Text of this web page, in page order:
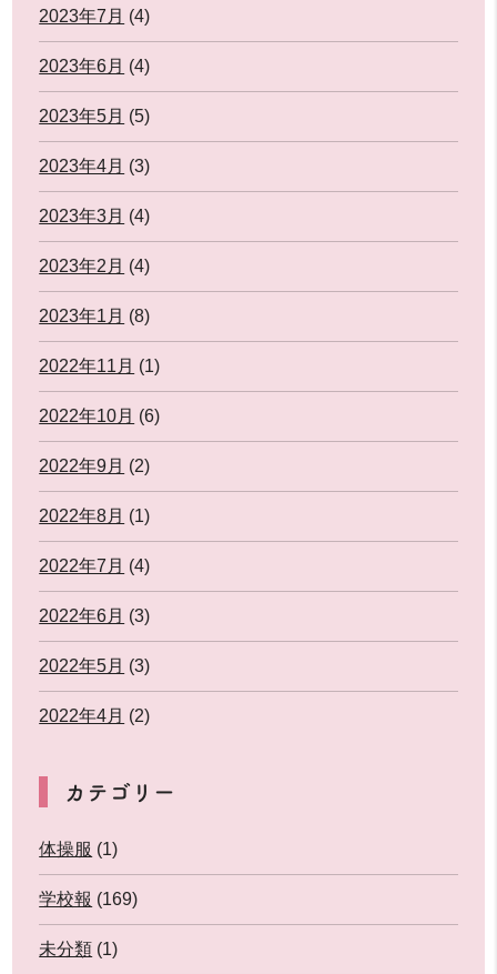
2023年7月 (4)
2023年6月 (4)
2023年5月 (5)
2023年4月 (3)
2023年3月 (4)
2023年2月 (4)
2023年1月 (8)
2022年11月 (1)
2022年10月 (6)
2022年9月 (2)
2022年8月 (1)
2022年7月 (4)
2022年6月 (3)
2022年5月 (3)
2022年4月 (2)
カテゴリー
体操服 (1)
学校報 (169)
未分類 (1)